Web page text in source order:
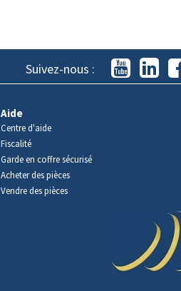
Suivez-nous :
Aide
Centre d'aide
Fiscalité
Garde en coffre sécurisé
Acheter des pièces
Vendre des pièces